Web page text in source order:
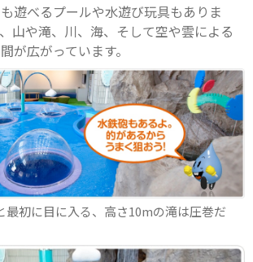
遊べるプールや水遊び玩具もありま
山や滝、川、海、そして空や雲による
が広がっています。
最初に目に入る、高さ10mの滝は圧巻だ